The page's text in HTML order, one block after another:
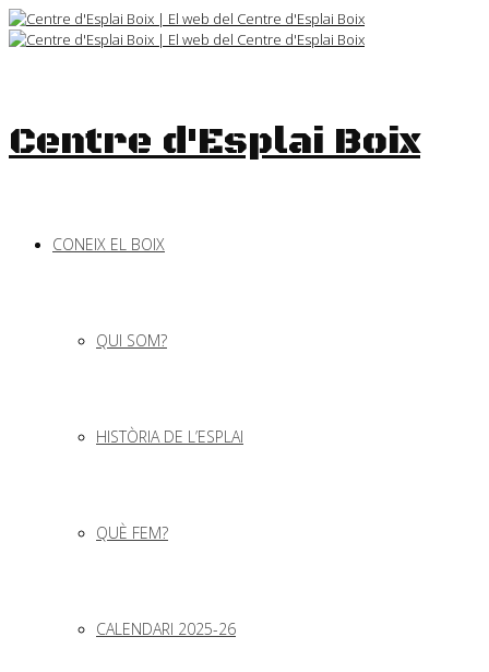
Skip
to
Centre d'Esplai Boix
CONEIX EL BOIX
QUI SOM?
HISTÒRIA DE L’ESPLAI
QUÈ FEM?
CALENDARI 2025-26